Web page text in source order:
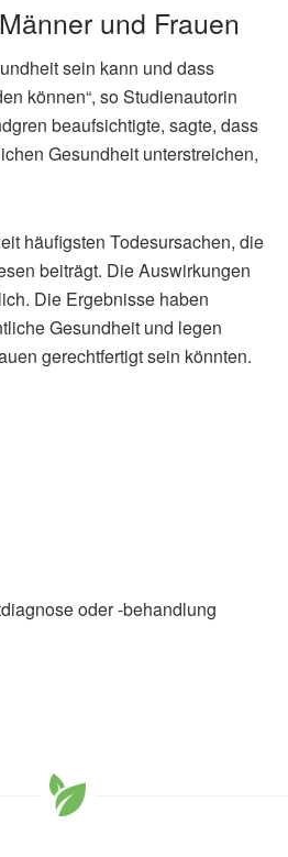
und Frauen
sein kann und dass
können“, so Studienautorin
beaufsichtigte, sagte, dass
Gesundheit unterstreichen,
häufigsten Todesursachen, die
beiträgt. Die Auswirkungen
Die Ergebnisse haben
Gesundheit und legen
gerechtfertigt sein könnten.
oder -behandlung